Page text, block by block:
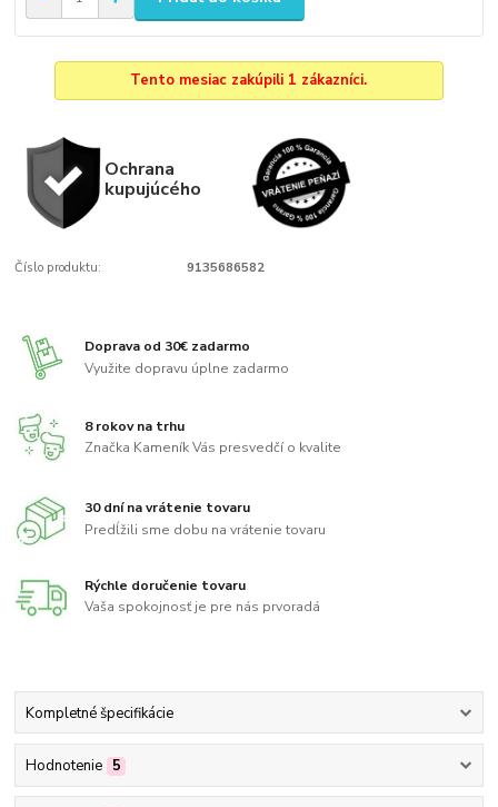
Tento mesiac zakúpili 1 zákazníci.
Ochrana
kupujúcého
Číslo produktu: 9135686582
Doprava od 30€ zadarmo
Využite dopravu úplne zadarmo
8 rokov na trhu
Značka Kameník Vás presvedčí o kvalite
30 dní na vrátenie tovaru
Predĺžili sme dobu na vrátenie tovaru
Rýchle doručenie tovaru
Vaša spokojnosť je pre nás prvoradá
Kompletné špecifikácie
Hodnotenie 5